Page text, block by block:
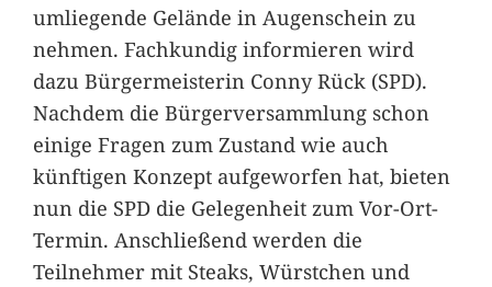
umliegende Gelände in Augenschein zu
nehmen. Fachkundig informieren wird
dazu Bürgermeisterin Conny Rück (SPD).
Nachdem die Bürgerversammlung schon
einige Fragen zum Zustand wie auch
künftigen Konzept aufgeworfen hat, bieten
nun die SPD die Gelegenheit zum Vor-Ort-
Termin. Anschließend werden die
Teilnehmer mit Steaks, Würstchen und